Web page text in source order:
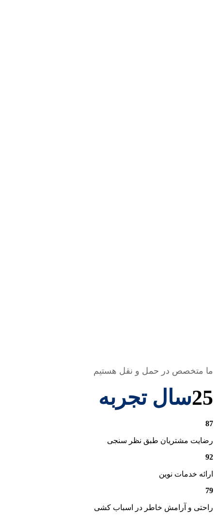
ما متخصص در حمل و نقل هستیم
25سال تجربه
87
رضایت مشتریان طبق نظر سنجی
92
ارائه خدمات نوین
79
راحتی و آرامش خاطر در اسباب کشی